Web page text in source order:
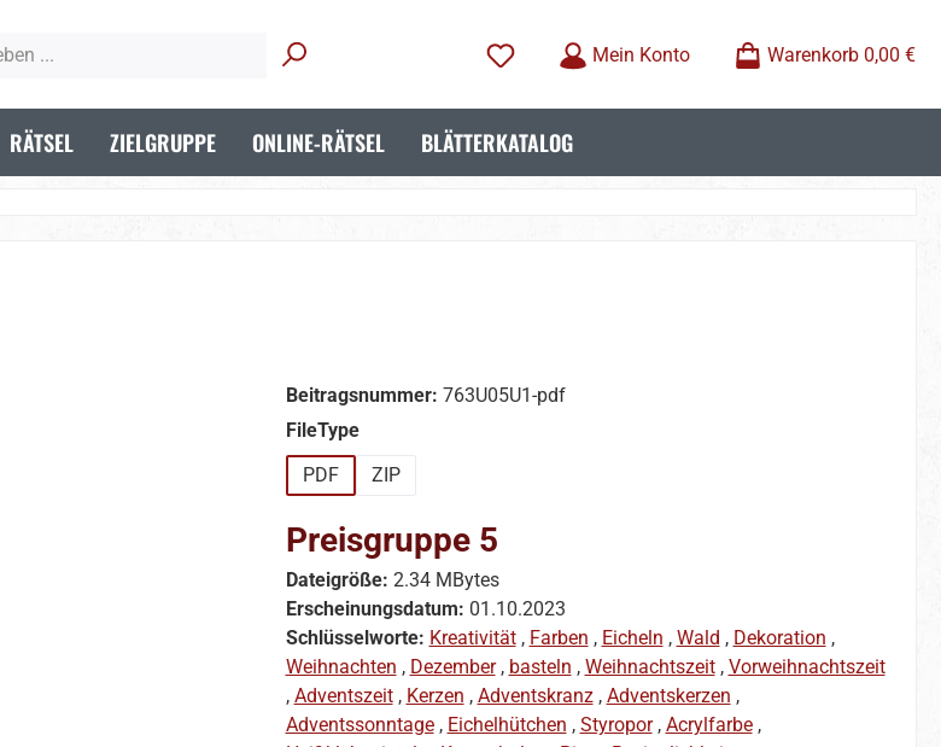
Mein Konto
Warenkorb 0,00 €
RÄTSEL ZIELGRUPPE ONLINE-RÄTSEL BLÄTTERKATALOG
Beitragsnummer: 763U05U1-pdf
FileTypeauswählen
PDF
ZIP
Preisgruppe 5
Dateigröße: 2.34 MBytes
Erscheinungsdatum: 01.10.2023
Schlüsselworte: Kreativität, Farben , Eicheln , Wald , Dekoration ,
Weihnachten , Dezember, basteln , Weihnachtszeit, Vorweihnachtszeit
, Adventszeit, Kerzen , Adventskranz, Adventskerzen ,
Adventssonntage, Eichelhütchen , Styropor, Acrylfarbe,